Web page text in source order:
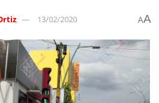
13/02/2020 AA